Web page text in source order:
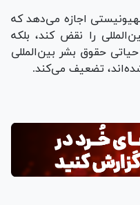
اجازه می‌دهد که
را نقض کند، بلکه
حقوق بشر بین‌المللی
تضعیف می‌کند.